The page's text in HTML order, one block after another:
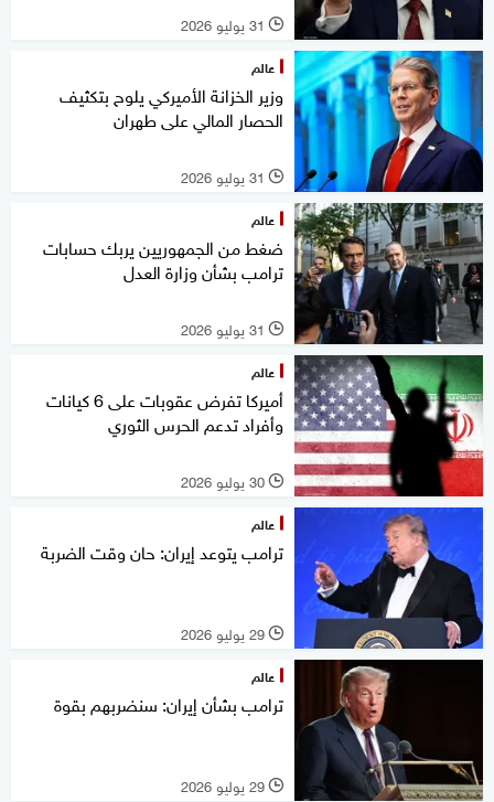
l 31 يوليو 2026
عالم
وزير الخزانة الأميركي يلوح بتكثيف
الحصار المالي على طهران
l 31 يوليو 2026
عالم
ضغط من الجمهوريين يربك حسابات
ترامب بشأن وزارة العدل
l 31 يوليو 2026
عالم
أميركا تفرض عقوبات على 6 كيانات
وأفراد تدعم الحرس الثوري
l 30 يوليو 2026
عالم
ترامب يتوعد إيران: حان وقت الضربة
l 29 يوليو 2026
عالم
ترامب بشأن إيران: سنضربهم بقوة
l 29 يوليو 2026